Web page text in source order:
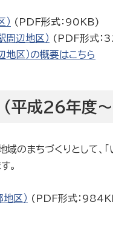
(PDF形式：90KB)
周辺地区） (PDF形式：
区）の概要はこちら
平成26年度
のまちづくりとして、
。
区） (PDF形式：